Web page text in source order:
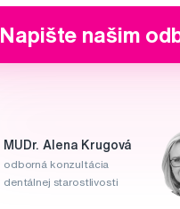
Napište našim
MUDr. Alena Krugová
odborná konzultácia
dentálnej starostlivosti